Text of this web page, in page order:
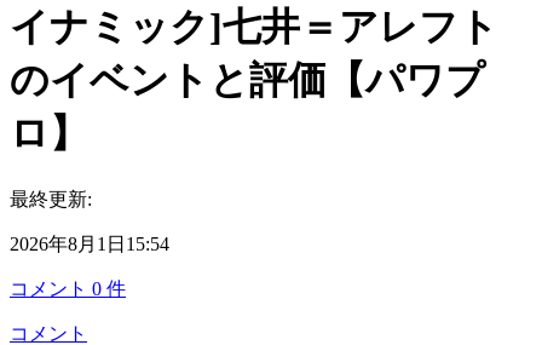
イナミック]七井＝アレフト
のイベントと評価【パワプ
ロ】
最終更新:
2026年8月1日15:54
コメント 0 件
コメント